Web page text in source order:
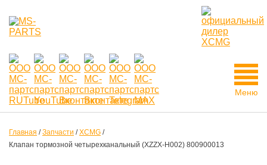
Меню
Главная /Запчасти /XCMG /
Клапан тормозной четырехканальный (XZZX-H002) 800900013